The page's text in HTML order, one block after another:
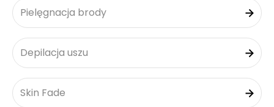
Pielęgnacja brody
Depilacja uszu
Skin Fade